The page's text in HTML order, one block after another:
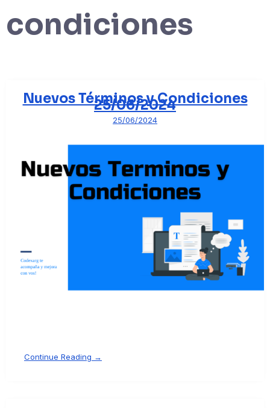
condiciones
Nuevos Términos y Condiciones
25/06/2024
25/06/2024
Continue Reading →